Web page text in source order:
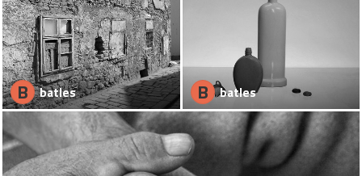
B batles B batles